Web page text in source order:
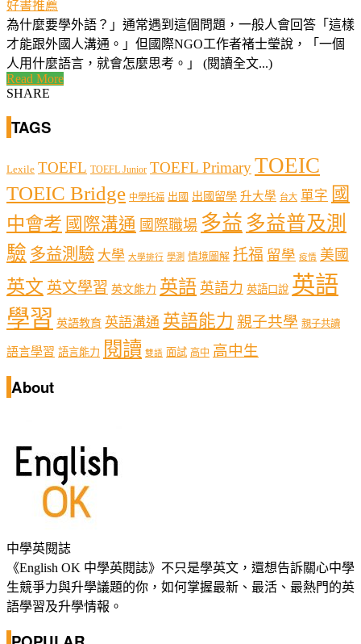
好書推薦
為什麼要學外語？」通常遇到這個問題，一般人會回答「這樣
才能跟外國人溝通。」但國際NGO工作者褚士瑩說，「一個
人用什麼語言，就會怎麼思考。」 (閱讀全文...)
Read More
SHARE
TAGS
Lexile TOEFL TOEFL Junior TOEFL PrimaryTOEIC
TOEIC Bridge 中學托福 出國 出國留學 升大學 台大 單字 國
中會考 國際溝通 國際職場 多益 多益普及測
驗 多益測驗 大學 大學排行 學測 情境圖解 托福 留學 疫情 美國
英文 英文學習 英文能力 英語 英語力 英語口說 英語
學習 英語教育 英語溝通 英語能力 親子共學 親子共讀
語言學習 語言能力 閱讀 雙語 面試 高中 高中生
About
中學英閱誌
《English OK 中學英閱誌》不只是學英文，還想告訴關心中學
生競爭力與升學議題的你，如何掌握最新、最活、最熱門的英
語學習及升學情報。